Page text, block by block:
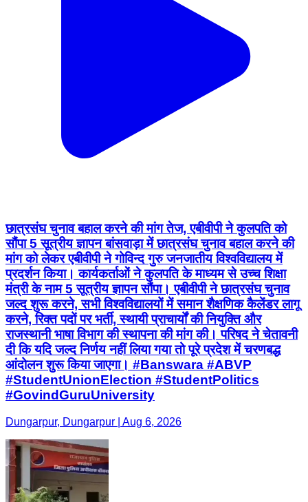
छात्रसंघ चुनाव बहाल करने की मांग तेज, एबीवीपी ने कुलपति को
सौंपा 5 सूत्रीय ज्ञापन बांसवाड़ा में छात्रसंघ चुनाव बहाल करने की
मांग को लेकर एबीवीपी ने गोविन्द गुरु जनजातीय विश्वविद्यालय में
प्रदर्शन किया। कार्यकर्ताओं ने कुलपति के माध्यम से उच्च शिक्षा
मंत्री के नाम 5 सूत्रीय ज्ञापन सौंपा। एबीवीपी ने छात्रसंघ चुनाव
जल्द शुरू करने, सभी विश्वविद्यालयों में समान शैक्षणिक कैलेंडर लागू
करने, रिक्त पदों पर भर्ती, स्थायी प्राचार्यों की नियुक्ति और
राजस्थानी भाषा विभाग की स्थापना की मांग की। परिषद ने चेतावनी
दी कि यदि जल्द निर्णय नहीं लिया गया तो पूरे प्रदेश में चरणबद्ध
आंदोलन शुरू किया जाएगा। #Banswara #ABVP
#StudentUnionElection #StudentPolitics
#GovindGuruUniversity
Dungarpur, Dungarpur | Aug 6, 2026